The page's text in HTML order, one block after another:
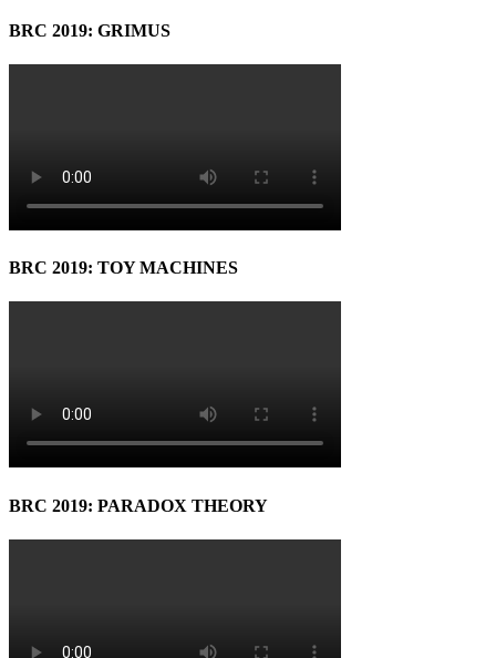
BRC 2019: GRIMUS
BRC 2019: TOY MACHINES
BRC 2019: PARADOX THEORY